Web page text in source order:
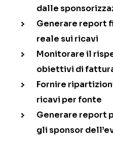
dalle
Generare report
reale sui ricavi
Monitorare il
obiettivi di
Fornire
ricavi per fonte
Generare report
gli sponsor